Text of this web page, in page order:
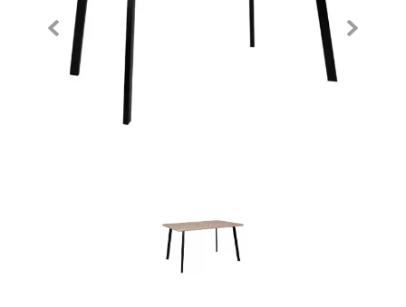
Previous Next